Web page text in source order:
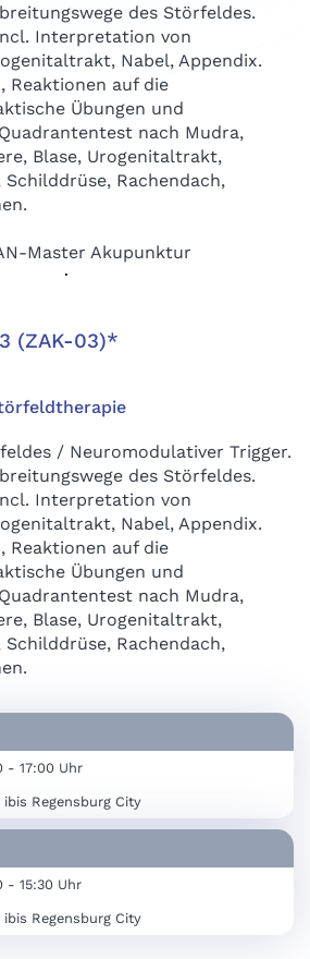
des Störfeldes.
Interpretation von
Nabel, Appendix.
Reaktionen auf die
Übungen und
nach Mudra,
Blase, Urogenitaltrakt,
Rachendach,
Master Akupunktur
(ZAK-03)*
/ Neuromodulativer Trigger.
des Störfeldes.
Interpretation von
Nabel, Appendix.
Reaktionen auf die
Übungen und
nach Mudra,
Blase, Urogenitaltrakt,
Rachendach,
- 17:00 Uhr
ibis Regensburg City
- 15:30 Uhr
ibis Regensburg City